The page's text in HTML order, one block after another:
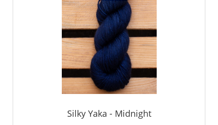
Silky Yaka - Midnight